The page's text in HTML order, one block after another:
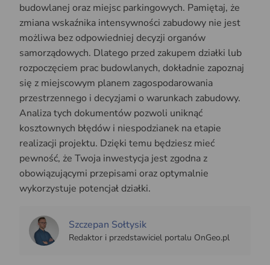
budowlanej oraz miejsc parkingowych. Pamiętaj, że
zmiana wskaźnika intensywności zabudowy nie jest
możliwa bez odpowiedniej decyzji organów
samorządowych. Dlatego przed zakupem działki lub
rozpoczęciem prac budowlanych, dokładnie zapoznaj
się z miejscowym planem zagospodarowania
przestrzennego i decyzjami o warunkach zabudowy.
Analiza tych dokumentów pozwoli uniknąć
kosztownych błędów i niespodzianek na etapie
realizacji projektu. Dzięki temu będziesz mieć
pewność, że Twoja inwestycja jest zgodna z
obowiązującymi przepisami oraz optymalnie
wykorzystuje potencjał działki.
Szczepan Sołtysik
Redaktor i przedstawiciel portalu OnGeo.pl